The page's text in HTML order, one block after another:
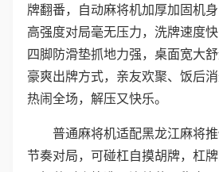
牌翻番，自动麻将机加厚加固机
高强度对局毫无压力，洗牌速度快
四脚防滑垫抓地力强，桌面宽大
豪爽出牌方式，亲友欢聚、饭后
热闹全场，解压又快乐。
普通麻将机适配黑龙江麻将
节奏对局，可碰杠自摸胡牌，杠